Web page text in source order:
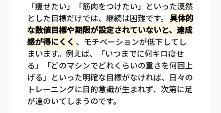
「痩せたい」「筋肉をつけたい」といった漠然
とした目標だけでは、継続は困難です。 具体的
な数値目標や期限が設定されていないと、達成
感が得にくく 、モチベーションが低下してし
まいます。例えば、「いつまでに何キロ痩せ
る」「どのマシンでどれくらいの重さを何回上
げる」といった明確な目標がなければ、日々の
トレーニングに目的意識が生まれず、次第に足
が遠のいてしまうのです。